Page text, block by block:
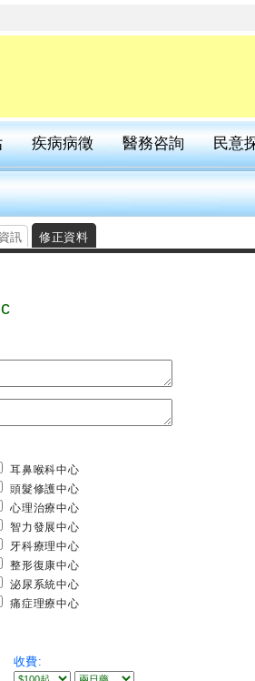
疾病病徵 醫務咨詢 民意
訊 修正資料
耳鼻喉科中心
頭髮修護中心
心理治療中心
智力發展中心
牙科療理中心
整形復康中心
泌尿系統中心
痛症理療中心
收費: